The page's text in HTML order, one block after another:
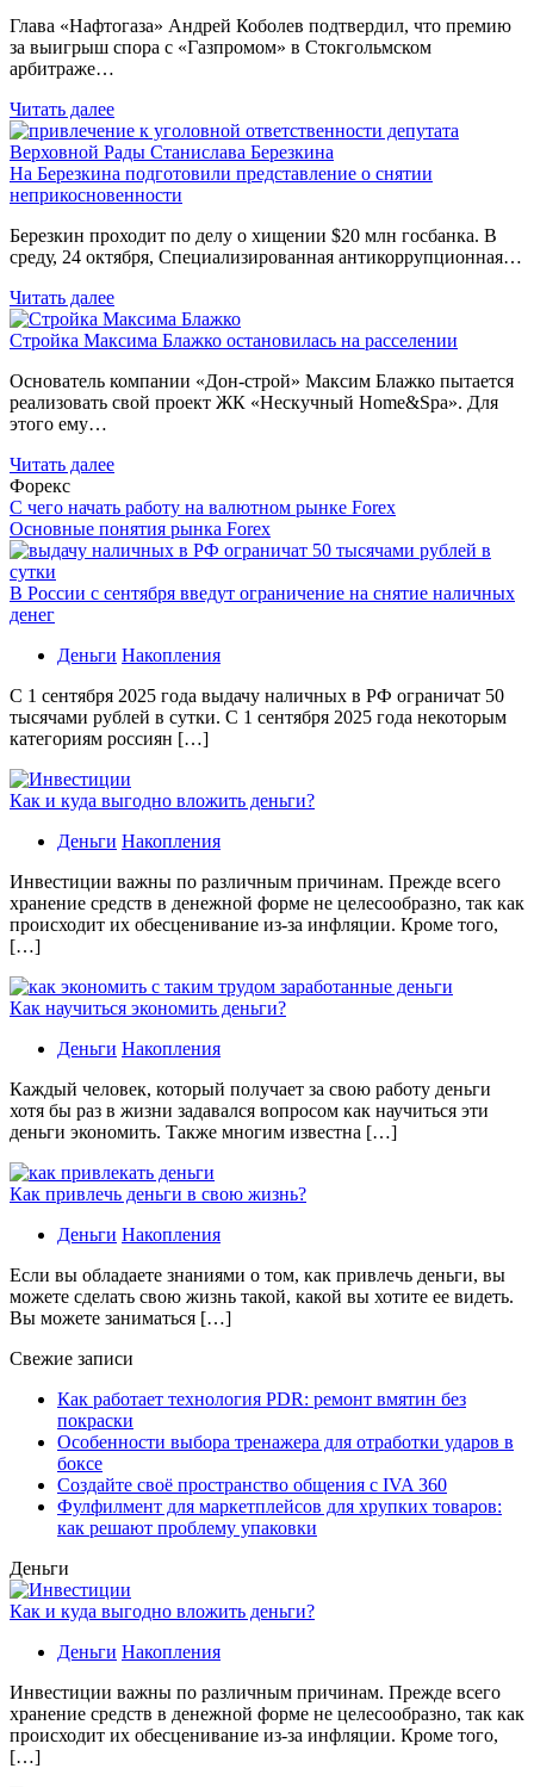
Глава «Нафтогаза» Андрей Коболев подтвердил, что премию
за выигрыш спора с «Газпромом» в Стокгольмском
арбитраже…
Читать далее
На Березкина подготовили представление о снятии
неприкосновенности
Березкин проходит по делу о хищении $20 млн госбанка. В
среду, 24 октября, Специализированная антикоррупционная…
Читать далее
Стройка Максима Блажко остановилась на расселении
Основатель компании «Дон-строй» Максим Блажко пытается
реализовать свой проект ЖК «Нескучный Home&Spa». Для
этого ему…
Читать далее
Форекс
С чего начать работу на валютном рынке Forex
Основные понятия рынка Forex
В России с сентября введут ограничение на снятие наличных
денег
Деньги Накопления
С 1 сентября 2025 года выдачу наличных в РФ ограничат 50
тысячами рублей в сутки. С 1 сентября 2025 года некоторым
категориям россиян […]
Как и куда выгодно вложить деньги?
Деньги Накопления
Инвестиции важны по различным причинам. Прежде всего
хранение средств в денежной форме не целесообразно, так как
происходит их обесценивание из-за инфляции. Кроме того,
[…]
Как научиться экономить деньги?
Деньги Накопления
Каждый человек, который получает за свою работу деньги
хотя бы раз в жизни задавался вопросом как научиться эти
деньги экономить. Также многим известна […]
Как привлечь деньги в свою жизнь?
Деньги Накопления
Если вы обладаете знаниями о том, как привлечь деньги, вы
можете сделать свою жизнь такой, какой вы хотите ее видеть.
Вы можете заниматься […]
Свежие записи
Как работает технология PDR: ремонт вмятин без
покраски
Особенности выбора тренажера для отработки ударов в
боксе
Создайте своё пространство общения с IVA 360
Фулфилмент для маркетплейсов для хрупких товаров:
как решают проблему упаковки
Деньги
Как и куда выгодно вложить деньги?
Деньги Накопления
Инвестиции важны по различным причинам. Прежде всего
хранение средств в денежной форме не целесообразно, так как
происходит их обесценивание из-за инфляции. Кроме того,
[…]